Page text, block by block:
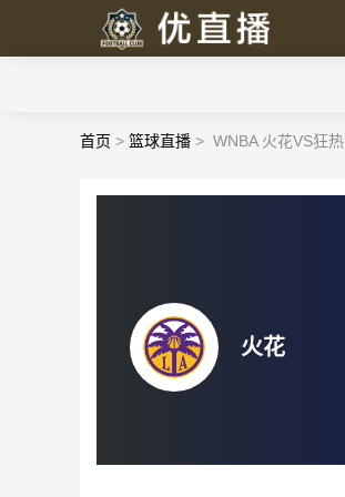
首页 > 篮球直播 > WNBA 火花VS狂热
火花